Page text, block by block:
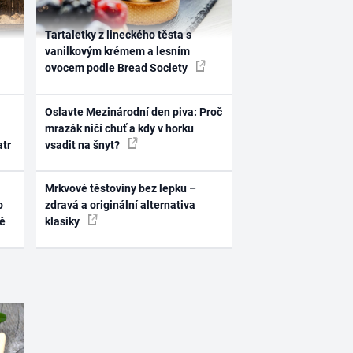
Tartaletky z lineckého těsta s
vanilkovým krémem a lesním
ovocem podle Bread Society
Oslavte Mezinárodní den piva: Proč
mrazák ničí chuť a kdy v horku
vsadit na šnyt?
Mrkvové těstoviny bez lepku –
zdravá a originální alternativa
klasiky